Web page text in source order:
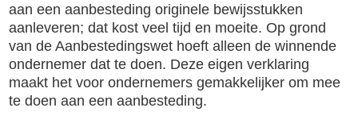
aan een aanbesteding originele bewijsstukken
aanleveren; dat kost veel tijd en moeite. Op grond
van de Aanbestedingswet hoeft alleen de winnende
ondernemer dat te doen. Deze eigen verklaring
maakt het voor ondernemers gemakkelijker om mee
te doen aan een aanbesteding.